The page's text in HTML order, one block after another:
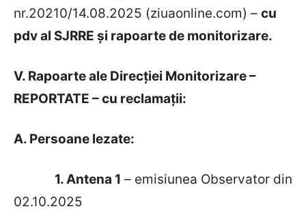
nr.20210/14.08.2025 (ziuaonline.com) – cu
pdv al SJRRE și rapoarte de monitorizare.
V. Rapoarte ale Direcției Monitorizare –
REPORTATE – cu reclamații:
A. Persoane lezate:
1. Antena 1 – emisiunea Observator din
02.10.2025